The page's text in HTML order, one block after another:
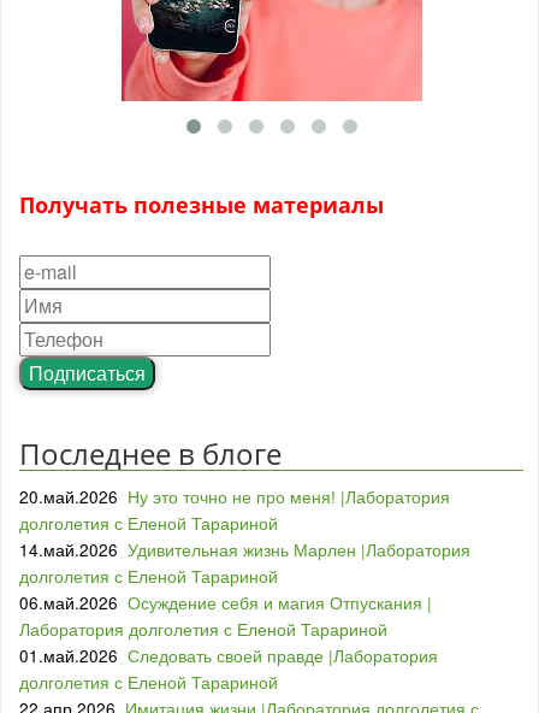
Получать полезные материалы
Подписаться
Последнее в блоге
20.май.2026 Ну это точно не про меня! |Лаборатория
долголетия с Еленой Тарариной
14.май.2026 Удивительная жизнь Марлен |Лаборатория
долголетия с Еленой Тарариной
06.май.2026 Осуждение себя и магия Отпускания |
Лаборатория долголетия с Еленой Тарариной
01.май.2026 Следовать своей правде |Лаборатория
долголетия с Еленой Тарариной
22.апр.2026 Имитация жизни |Лаборатория долголетия с